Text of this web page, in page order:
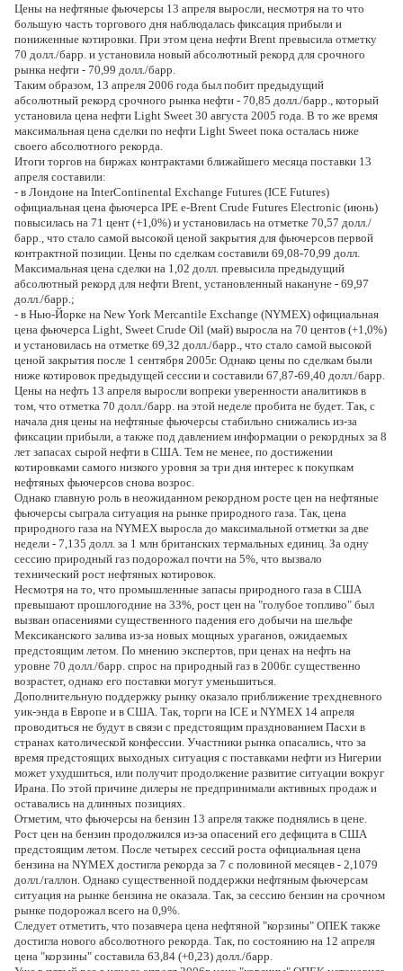
Цены на нефтяные фьючерсы 13 апреля выросли, несмотря на то что
большую часть торгового дня наблюдалась фиксация прибыли и
пониженные котировки. При этом цена нефти Brent превысила отметку
70 долл./барр. и установила новый абсолютный рекорд для срочного
рынка нефти - 70,99 долл./барр.
Таким образом, 13 апреля 2006 года был побит предыдущий
абсолютный рекорд срочного рынка нефти - 70,85 долл./барр., который
установила цена нефти Light Sweet 30 августа 2005 года. В то же время
максимальная цена сделки по нефти Light Sweet пока осталась ниже
своего абсолютного рекорда.
Итоги торгов на биржах контрактами ближайшего месяца поставки 13
апреля составили:
- в Лондоне на InterContinental Exchange Futures (IСE Futures)
официальная цена фьючерса IPE e-Brent Crude Futures Electronic (июнь)
повысилась на 71 цент (+1,0%) и установилась на отметке 70,57 долл./
барр., что стало самой высокой ценой закрытия для фьючерсов первой
контрактной позиции. Цены по сделкам составили 69,08-70,99 долл.
Максимальная цена сделки на 1,02 долл. превысила предыдущий
абсолютный рекорд для нефти Brent, установленный накануне - 69,97
долл./барр.;
- в Нью-Йорке на New York Mercantile Exchange (NYMEX) официальная
цена фьючерса Light, Sweet Crude Oil (май) выросла на 70 центов (+1,0%)
и установилась на отметке 69,32 долл./барр., что стало самой высокой
ценой закрытия после 1 сентября 2005г. Однако цены по сделкам были
ниже котировок предыдущей сессии и составили 67,87-69,40 долл./барр.
Цены на нефть 13 апреля выросли вопреки уверенности аналитиков в
том, что отметка 70 долл./барр. на этой неделе пробита не будет. Так, с
начала дня цены на нефтяные фьючерсы стабильно снижались из-за
фиксации прибыли, а также под давлением информации о рекордных за 8
лет запасах сырой нефти в США. Тем не менее, по достижении
котировками самого низкого уровня за три дня интерес к покупкам
нефтяных фьючерсов снова возрос.
Однако главную роль в неожиданном рекордном росте цен на нефтяные
фьючерсы сыграла ситуация на рынке природного газа. Так, цена
природного газа на NYMEX выросла до максимальной отметки за две
недели - 7,135 долл. за 1 млн британских термальных единиц. За одну
сессию природный газ подорожал почти на 5%, что вызвало
технический рост нефтяных котировок.
Несмотря на то, что промышленные запасы природного газа в США
превышают прошлогодние на 33%, рост цен на "голубое топливо" был
вызван опасениями существенного падения его добычи на шельфе
Мексиканского залива из-за новых мощных ураганов, ожидаемых
предстоящим летом. По мнению экспертов, при ценах на нефть на
уровне 70 долл./барр. спрос на природный газ в 2006г. существенно
возрастет, однако его поставки могут уменьшиться.
Дополнительную поддержку рынку оказало приближение трехдневного
уик-энда в Европе и в США. Так, торги на ICE и NYMEX 14 апреля
проводиться не будут в связи с предстоящим празднованием Пасхи в
странах католической конфессии. Участники рынка опасались, что за
время предстоящих выходных ситуация с поставками нефти из Нигерии
может ухудшиться, или получит продолжение развитие ситуации вокруг
Ирана. По этой причине дилеры не предпринимали активных продаж и
оставались на длинных позициях.
Отметим, что фьючерсы на бензин 13 апреля также поднялись в цене.
Рост цен на бензин продолжился из-за опасений его дефицита в США
предстоящим летом. После четырех сессий роста официальная цена
бензина на NYMEX достигла рекорда за 7 с половиной месяцев - 2,1079
долл./галлон. Однако существенной поддержки нефтяным фьючерсам
ситуация на рынке бензина не оказала. Так, за сессию бензин на срочном
рынке подорожал всего на 0,9%.
Следует отметить, что позавчера цена нефтяной "корзины" ОПЕК также
достигла нового абсолютного рекорда. Так, по состоянию на 12 апреля
цена "корзины" составила 63,84 (+0,23) долл./барр.